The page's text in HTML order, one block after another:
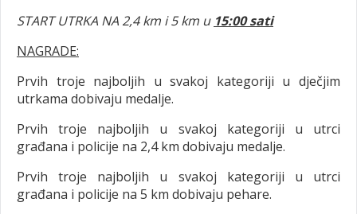
START UTRKA NA 2,4 km i 5 km u 15:00 sati
NAGRADE:
Prvih troje najboljih u svakoj kategoriji u dječjim
utrkama dobivaju medalje.
Prvih troje najboljih u svakoj kategoriji u utrci
građana i policije na 2,4 km dobivaju medalje.
Prvih troje najboljih u svakoj kategoriji u utrci
građana i policije na 5 km dobivaju pehare.